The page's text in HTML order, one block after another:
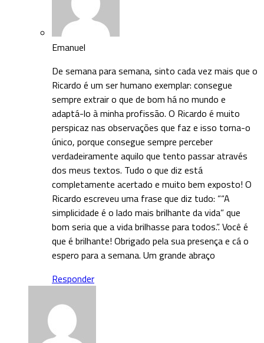
Emanuel
De semana para semana, sinto cada vez mais que o
Ricardo é um ser humano exemplar: consegue
sempre extrair o que de bom há no mundo e
adaptá-lo à minha profissão. O Ricardo é muito
perspicaz nas observações que faz e isso torna-o
único, porque consegue sempre perceber
verdadeiramente aquilo que tento passar através
dos meus textos. Tudo o que diz está
completamente acertado e muito bem exposto! O
Ricardo escreveu uma frase que diz tudo: ““A
simplicidade é o lado mais brilhante da vida” que
bom seria que a vida brilhasse para todos.”. Você é
que é brilhante! Obrigado pela sua presença e cá o
espero para a semana. Um grande abraço
Responder